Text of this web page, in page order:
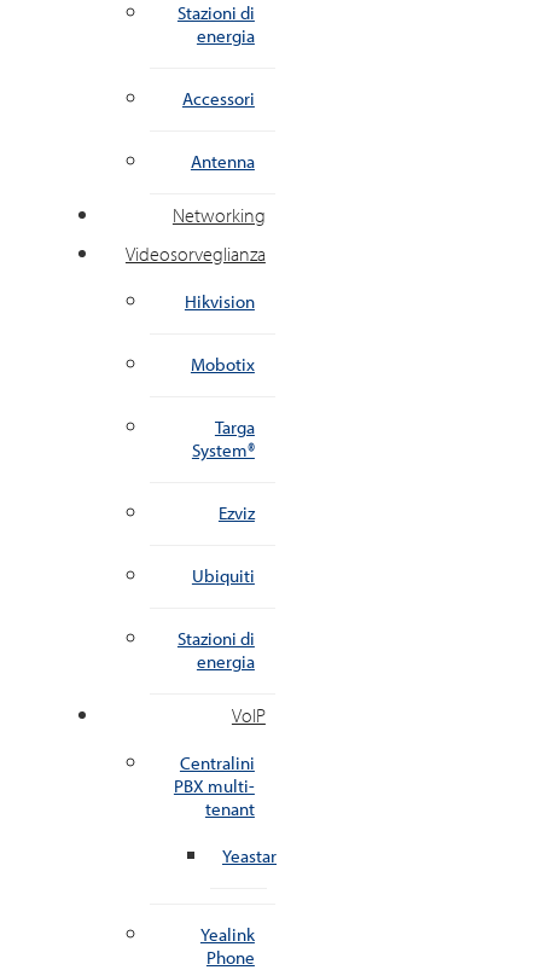
Stazioni di
energia
Accessori
Antenna
Networking
Videosorveglianza
Hikvision
Mobotix
Targa
System®
Ezviz
Ubiquiti
Stazioni di
energia
VoIP
Centralini
PBX multi-
tenant
Yeastar
Yealink
Phone